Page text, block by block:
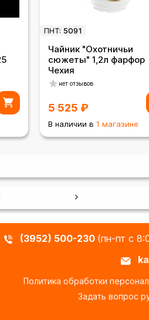
ПНТ: 5091
Чайник "Охотничьи
сюжеты" 1,2л фарфор
Чехия
нет отзывов
5 525 ₽
В наличии в 1 магазине
(3952) 500-230 (пн-пт с
Политика обработки
Задать вопрос